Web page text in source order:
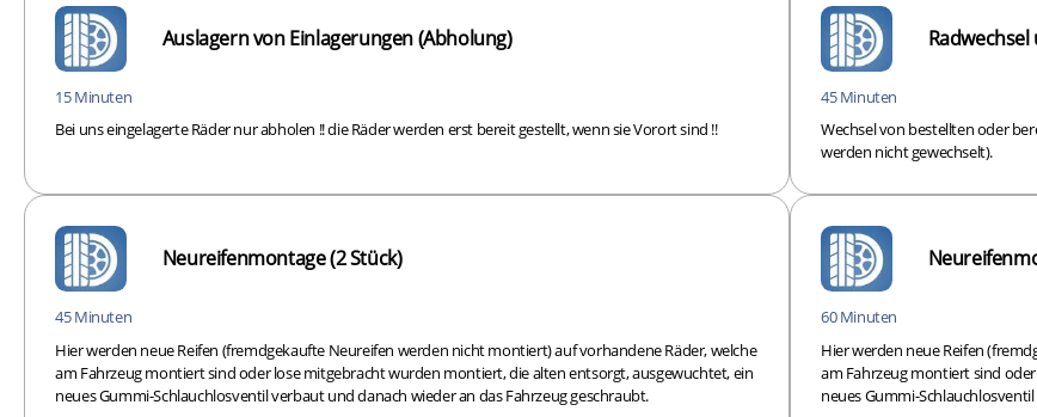
Auslagern von Einlagerungen (Abholung)
15 Minuten
Bei uns eingelagerte Räder nur abholen !! die Räder werden erst bereit gestellt, wenn sie Vorort sind !!
45 Minuten
Wechsel von bestellten oder
werden nicht gewechselt).
Neureifenmontage (2 Stück)
45 Minuten
Hier werden neue Reifen (fremdgekaufte Neureifen werden nicht montiert) auf vorhandene Räder, welche
am Fahrzeug montiert sind oder lose mitgebracht wurden montiert, die alten entsorgt, ausgewuchtet, ein
neues Gummi-Schlauchlosventil verbaut und danach wieder an das Fahrzeug geschraubt.
60 Minuten
Hier werden neue Reifen
am Fahrzeug montiert sind
neues Gummi-